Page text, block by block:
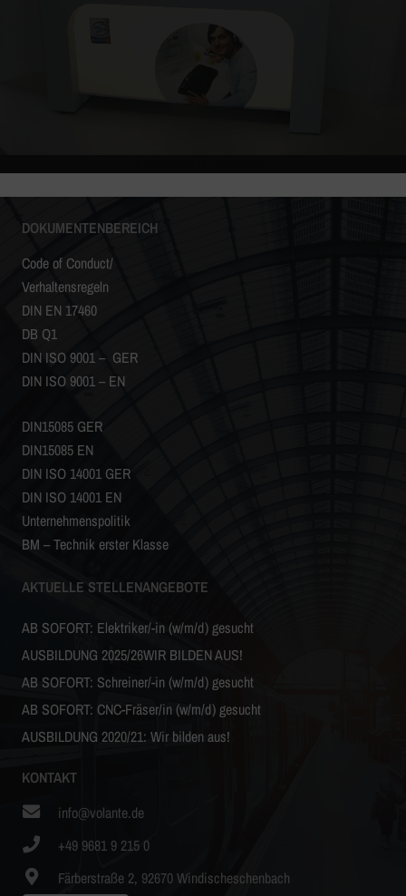
DOKUMENTENBEREICH
Code of Conduct/
Verhaltensregeln
DIN EN 17460
DB Q1
DIN ISO 9001 – GER
DIN ISO 9001 – EN
DIN15085 GER
DIN15085 EN
DIN ISO 14001 GER
DIN ISO 14001 EN
Unternehmenspolitik
BM – Technik erster Klasse
AKTUELLE STELLENANGEBOTE
AB SOFORT: Elektriker/-in (w/m/d) gesucht
AUSBILDUNG 2025/26WIR BILDEN AUS!
AB SOFORT: Schreiner/-in (w/m/d) gesucht
AB SOFORT: CNC-Fräser/in (w/m/d) gesucht
AUSBILDUNG 2020/21: Wir bilden aus!
KONTAKT
info@volante.de
+49 9681 9 215 0
Färberstraße 2, 92670 Windischeschenbach